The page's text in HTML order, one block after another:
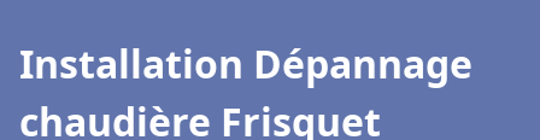
Installation Dépannage
chaudière Frisquet